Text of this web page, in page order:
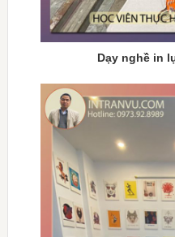
Dạy nghề in